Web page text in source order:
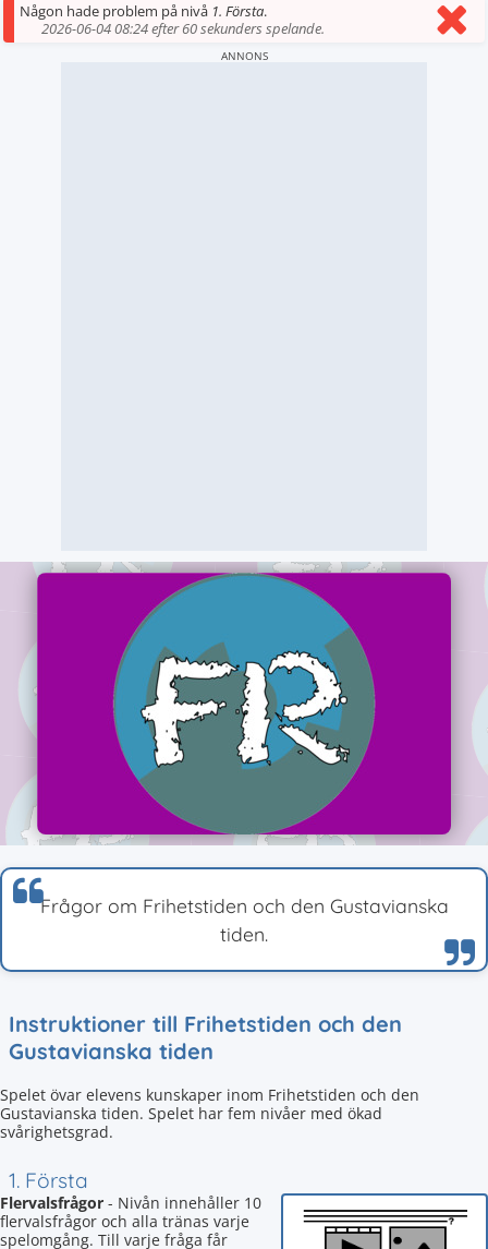
Någon hade problem på nivå 1. Första.
2026-06-04 08:24 efter 60 sekunders spelande.
ANNONS
Frågor om Frihetstiden och den Gustavianska
tiden.
Instruktioner till Frihetstiden och den
Gustavianska tiden
Spelet övar elevens kunskaper inom Frihetstiden och den
Gustavianska tiden. Spelet har fem nivåer med ökad
svårighetsgrad.
1. Första
Flervalsfrågor - Nivån innehåller 10
flervalsfrågor och alla tränas varje
spelomgång. Till varje fråga får